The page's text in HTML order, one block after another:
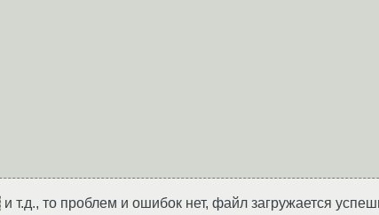
и т.д., то проблем и ошибок нет, файл загружается